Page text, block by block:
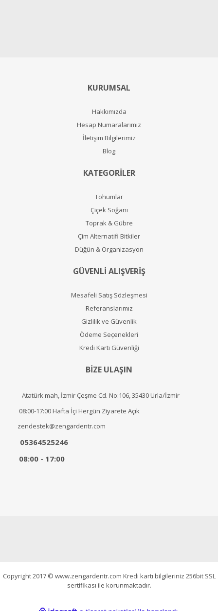
KURUMSAL
Hakkımızda
Hesap Numaralarımız
İletişim Bilgilerimiz
Blog
KATEGORİLER
Tohumlar
Çiçek Soğanı
Toprak & Gübre
Çim Alternatifi Bitkiler
Düğün & Organizasyon
GÜVENLİ ALIŞVERİŞ
Mesafeli Satış Sözleşmesi
Referanslarımız
Gizlilik ve Güvenlik
Ödeme Seçenekleri
Kredi Kartı Güvenliği
BİZE ULAŞIN
Atatürk mah, İzmir Çeşme Cd. No:106, 35430 Urla/İzmir
08:00-17:00 Hafta İçi Hergün Ziyarete Açık
zendestek@zengardentr.com
05364525246
08:00 - 17:00
Copyright 2017 © www.zengardentr.com Kredi kartı bilgileriniz 256bit SSL
sertifikası ile korunmaktadır.